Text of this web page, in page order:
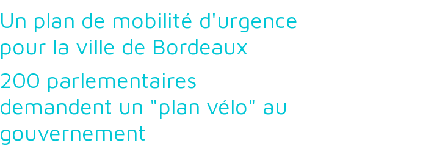
Un plan de mobilité d'urgence
pour la ville de Bordeaux
200 parlementaires
demandent un "plan vélo" au
gouvernement